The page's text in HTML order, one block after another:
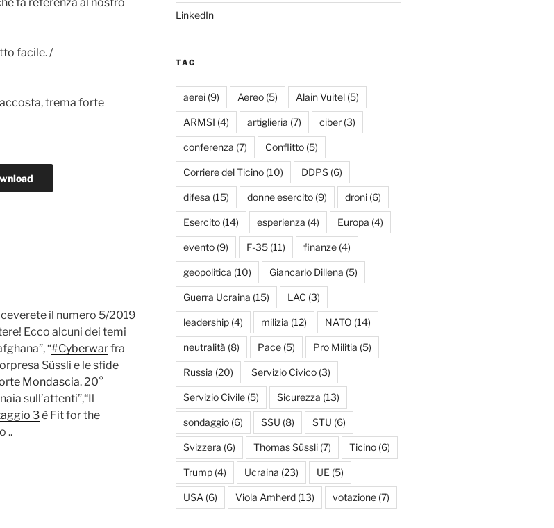
facile. /
trema forte
il numero 5/2019
Ecco alcuni dei temi
“#Cyberwarfra
Süssli e le sfide
Mondascia. 20°
sull’attenti”,“Il
3è Fit for the
..
LinkedIn
TAG
aerei(9) Aereo(5) Alain Vuitel(5)
ARMSI (4) artiglieria (7) ciber(3)
conferenza (7) Conflitto(5)
Corriere del Ticino(10) DDPS(6)
difesa (15) donne esercito(9) droni(6)
Esercito(14) esperienza (4) Europa (4)
evento(9) F-35(11) finanze(4)
geopolitica (10) Giancarlo Dillena (5)
Guerra Ucraina (15) LAC (3)
leadership(4) milizia (12) NATO (14)
neutralità (8) Pace(5) Pro Militia (5)
Russia (20) Servizio Civico(3)
Servizio Civile(5) Sicurezza (13)
sondaggio(6) SSU (8) STU (6)
Svizzera (6) Thomas Süssli(7) Ticino(6)
Trump(4) Ucraina (23) UE (5)
USA (6) Viola Amherd(13) votazione(7)